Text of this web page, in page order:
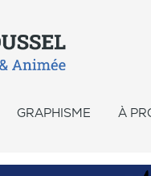
GRAPHISME À